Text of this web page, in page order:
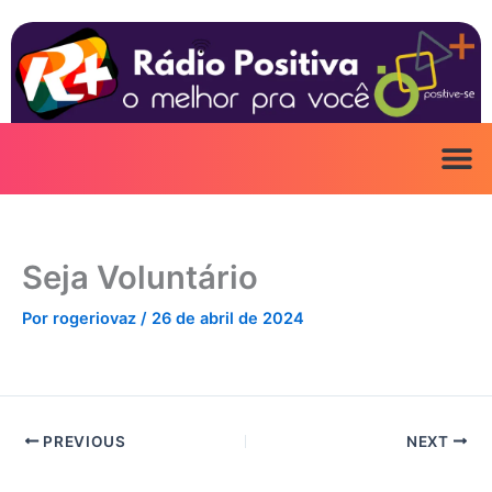
para
conteúdo
Seja Voluntário
Por rogeriovaz / 26 de abril de 2024
PREVIOUS NEXT